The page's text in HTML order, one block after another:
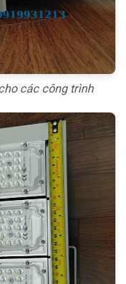
các công trình